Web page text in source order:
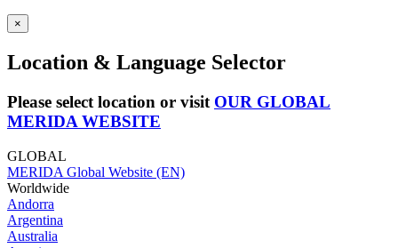
×
Location & Language Selector
Please select location or visit OUR GLOBAL
MERIDA WEBSITE
GLOBAL
MERIDA Global Website (EN)
Worldwide
Andorra
Argentina
Australia